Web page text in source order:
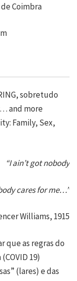
Coimbra
sobretudo
and more
Family, Sex,
“I ain’t got nobody
cares for me…”
Williams, 1915
que as regras do
19)
(lares) e das